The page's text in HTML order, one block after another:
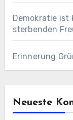
Demokratie ist
sterbenden
Erinnerung
Neueste